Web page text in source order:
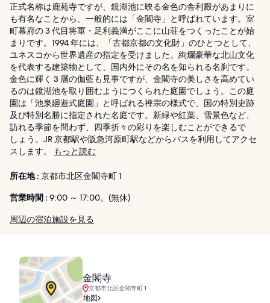
正式名称は鹿苑寺ですが、鏡湖池に映る金色の舎利殿があまりに
も有名なことから、一般的には「金閣寺」と呼ばれています。室
町幕府の 3 代目将軍・足利義満がここに山荘をつくったことが始
まりです。1994 年には、「古都京都の文化財」のひとつとして、
ユネスコから世界遺産の指定を受けました。絢爛豪華な北山文化
を代表する建築物として、国内外にその名を知られる名刹です。
金色に輝く 3 層の伽藍も見事ですが、金閣寺の美しさを高めてい
るのは鏡湖池を取り囲むようにつくられた庭園でしょう。この庭
園は「池泉廻遊式庭園」と呼ばれる禅宗の様式で、国の特別史跡
及び特別名勝に指定された名庭です。新緑や紅葉、雪景色など、
訪れる季節を問わず、四季折々の彩りを楽しむことができるで
しょう。JR 京都駅や阪急河原町駅などからバスを利用してアクセ
スします。
もっと読む
所在地 : 京都市北区金閣寺町 1
営業時間 : 9:00 ～ 17:00。(無休)
周辺の宿泊施設を見る
金閣寺
京都市北区金閣寺町 1
地図